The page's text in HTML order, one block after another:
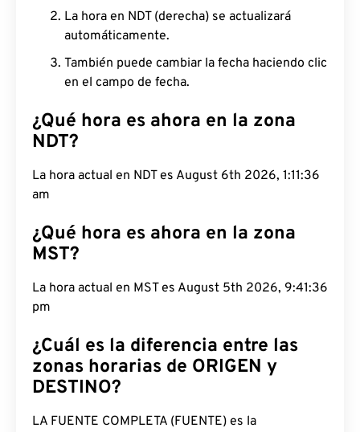
La hora en NDT (derecha) se actualizará
automáticamente.
También puede cambiar la fecha haciendo clic
en el campo de fecha.
¿Qué hora es ahora en la zona
NDT?
La hora actual en NDT es August 6th 2026, 1:11:37
am
¿Qué hora es ahora en la zona
MST?
La hora actual en MST es August 5th 2026, 9:41:37
pm
¿Cuál es la diferencia entre las
zonas horarias de ORIGEN y
DESTINO?
LA FUENTE COMPLETA (FUENTE) es la